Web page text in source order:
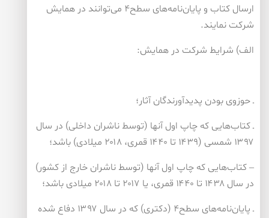
ارسال كتاب‌ و پایان‌نامه‌های سطح۴ می‌توانند در همایش
شركت نمایند.
الف) شرایط شركت در همايش:
ـ حوزوی بودن پديدآورندگان آثار؛
ـ كتاب‌هایی كه چاپ اول آنها (توسط ناشران داخلی) در سال
۱۳۹۷ شمسی (۱۴۳۹ تا ۱۴۴۰ قمری، ۲۰۱۸ میلادی) باشد؛
– كتاب‌هایی كه چاپ اول آنها (توسط ناشران خارج از كشور)
در سال ۱۴۳۸ تا ۱۴۴۰ قمری، یا ۲۰۱۷ تا ۲۰۱۸ میلادی باشد؛
ـ پایان‌نامه‌های سطح۴ (دكتری) كه در سال ۱۳۹۷ دفاع شده